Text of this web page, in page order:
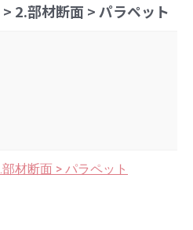
2.部材断面 > パラペット
材断面 > パラペット